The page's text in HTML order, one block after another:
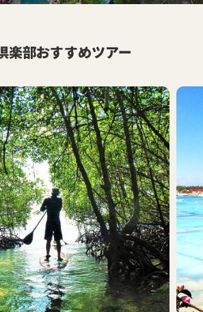
楽部おすすめツアー